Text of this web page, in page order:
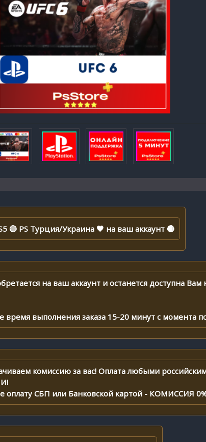
🔴 PS Турция/Украина 🖤 на ваш аккаунт 🔴
на ваш аккаунт и останется доступна Вам
время выполнения заказа 15-20 минут с момента
комиссию за вас! Оплата любыми
оплату СБП или Банковской картой - КОМИССИЯ